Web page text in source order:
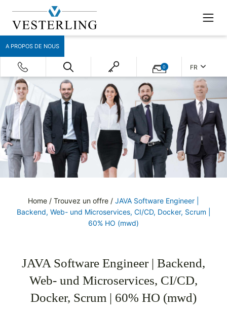
A PROPOS DE NOUS
0 FR
Home / Trouvez un offre / JAVA Software Engineer |
Backend, Web- und Microservices, CI/CD, Docker, Scrum |
60% HO (mwd)
JAVA Software Engineer | Backend,
Web- und Microservices, CI/CD,
Docker, Scrum | 60% HO (mwd)